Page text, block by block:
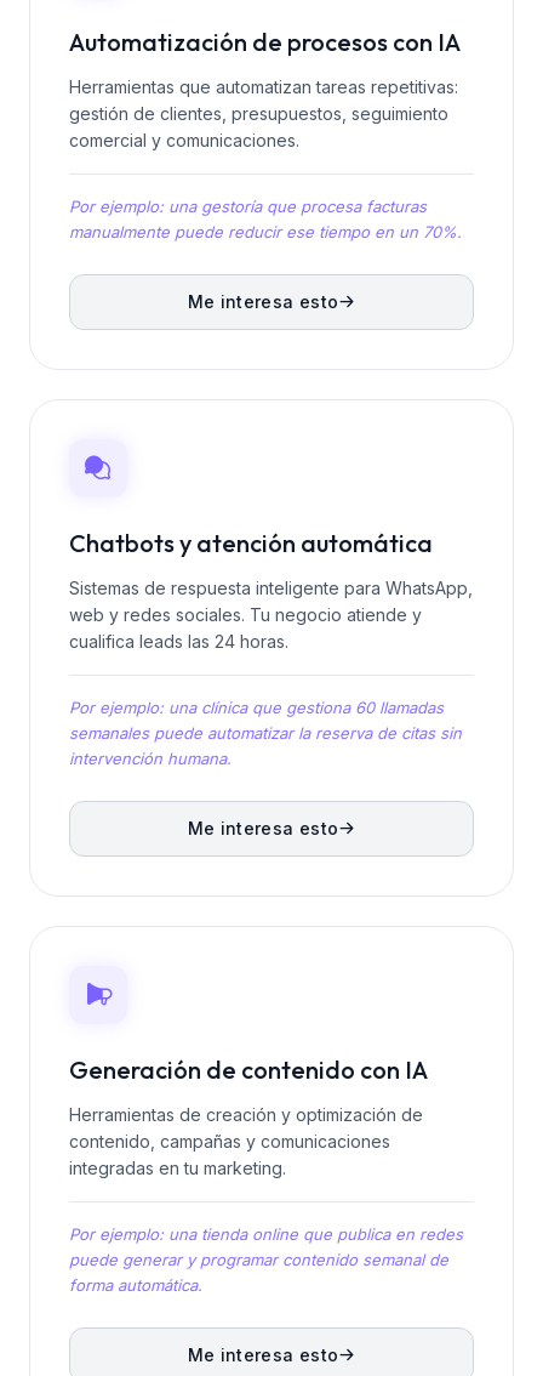
Automatización de procesos con IA
Herramientas que automatizan tareas repetitivas:
gestión de clientes, presupuestos, seguimiento
comercial y comunicaciones.
Por ejemplo: una gestoría que procesa facturas
manualmente puede reducir ese tiempo en un 70%.
Me interesa esto
Chatbots y atención automática
Sistemas de respuesta inteligente para WhatsApp,
web y redes sociales. Tu negocio atiende y
cualifica leads las 24 horas.
Por ejemplo: una clínica que gestiona 60 llamadas
semanales puede automatizar la reserva de citas sin
intervención humana.
Me interesa esto
Generación de contenido con IA
Herramientas de creación y optimización de
contenido, campañas y comunicaciones
integradas en tu marketing.
Por ejemplo: una tienda online que publica en redes
puede generar y programar contenido semanal de
forma automática.
Me interesa esto